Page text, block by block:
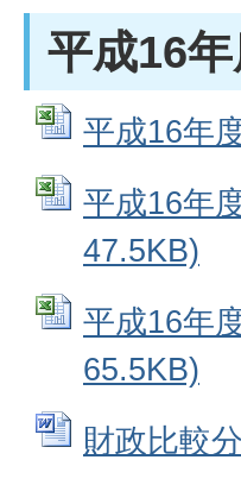
平成16
平成16年
平成16年
47.5KB)
平成16年
65.5KB)
財政比較